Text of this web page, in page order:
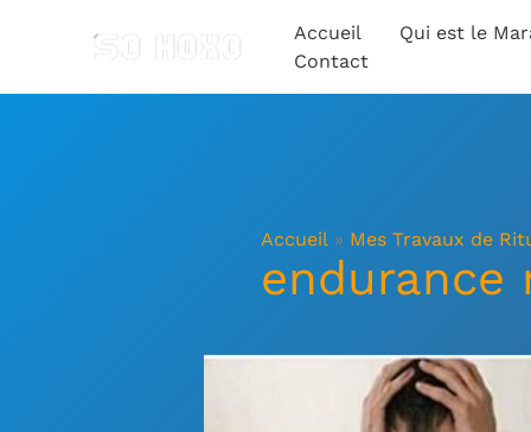
Accueil Qui est le
Contact
Accueil Mes Travaux de
endurance